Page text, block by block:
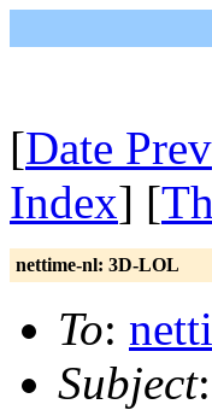
[Date Prev
Index] [
nettime-nl: 3D-LOL
To:
Subject